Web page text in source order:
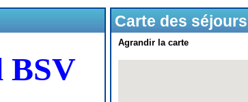
BSV
Carte des séjours
Agrandir la carte